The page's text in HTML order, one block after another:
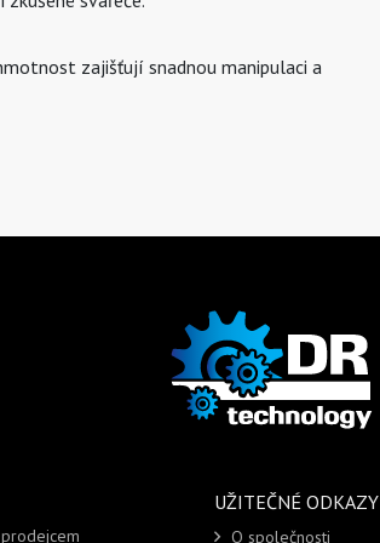
zajišťují snadnou manipulaci a
UŽITEČNÉ ODKAZY
O společnosti